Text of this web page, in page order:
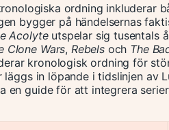
ordning inkluderar
bygger på händelsernas
Acolyteutspelar sig tusentals
Clone Wars, Rebelsoch The
kronologisk ordning för
läggs in löpande i tidslinjen av
en guide för att integrera